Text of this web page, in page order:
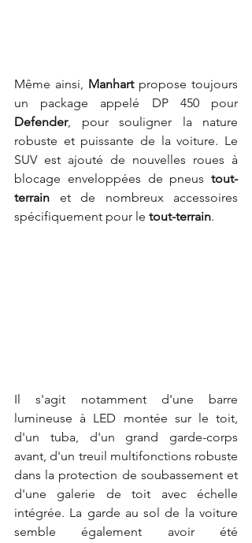
Même ainsi, Manhart propose toujours
Defender, pour souligner la nature
robuste et puissante de la voiture. Le
SUV est ajouté de nouvelles roues à
blocage enveloppées de pneus tout-
terrain et de nombreux accessoires
spécifiquement pour le tout-terrain.
Il s'agit notamment d'une barre
lumineuse à LED montée sur le toit,
d'un tuba, d'un grand garde-corps
avant, d'un treuil multifonctions robuste
dans la protection de soubassement et
d'une galerie de toit avec échelle
intégrée. La garde au sol de la voiture
semble également avoir été